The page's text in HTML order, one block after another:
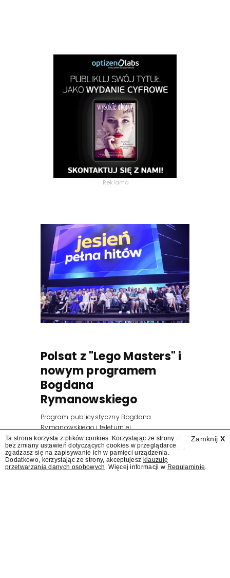
Reklama
Polsat z "Lego Masters" i
nowym programem
Bogdana
Rymanowskiego
Program publicystyczny Bogdana
Rymanowskiego i teleturniej
muzyczny "Hitster. Muzyczna gra przebojów"
znajdą się wśród jesiennych nowości Polsatu.
Polsat przejmuje od TVN program "Lego
Masters".
Zamknij X
Ta strona korzysta z plików cookies. Korzystając ze strony
bez zmiany ustawień dotyczących cookies w przeglądarce
zgadzasz się na zapisywanie ich w pamięci urządzenia.
Dodatkowo, korzystając ze strony, akceptujesz klauzulę
przetwarzania danych osobowych . Więcej informacji w Regulaminie.